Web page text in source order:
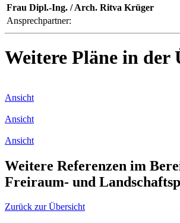
Frau Dipl.-Ing. / Arch. Ritva Krüger
Ansprechpartner:
Weitere Pläne in der
Ansicht
Ansicht
Ansicht
Weitere Referenzen im
Freiraum- und
Zurück zur Übersicht